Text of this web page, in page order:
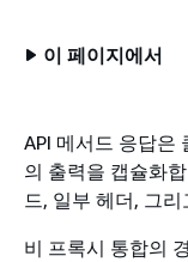
이 페이지에서
API 메서드 응답은
의 출력을 캡슐화
드, 일부 헤더, 그
비 프록시 통합의